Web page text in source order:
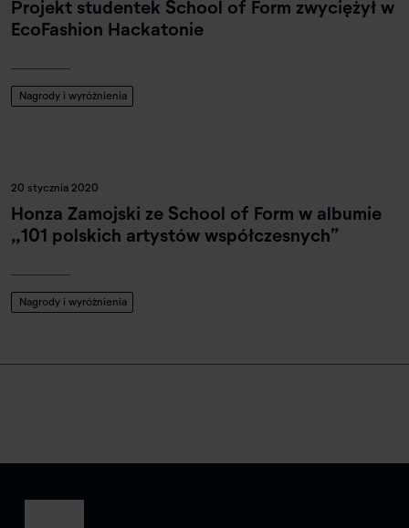
Projekt studentek School of Form zwyciężył w
EcoFashion Hackatonie
Nagrody i wyróżnienia
20 stycznia 2020
Honza Zamojski ze School of Form w albumie
„101 polskich artystów współczesnych”
Nagrody i wyróżnienia